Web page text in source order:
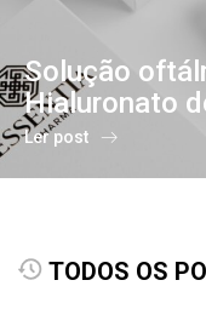
Solução
Hialuronato
Ler post
TODOS OS